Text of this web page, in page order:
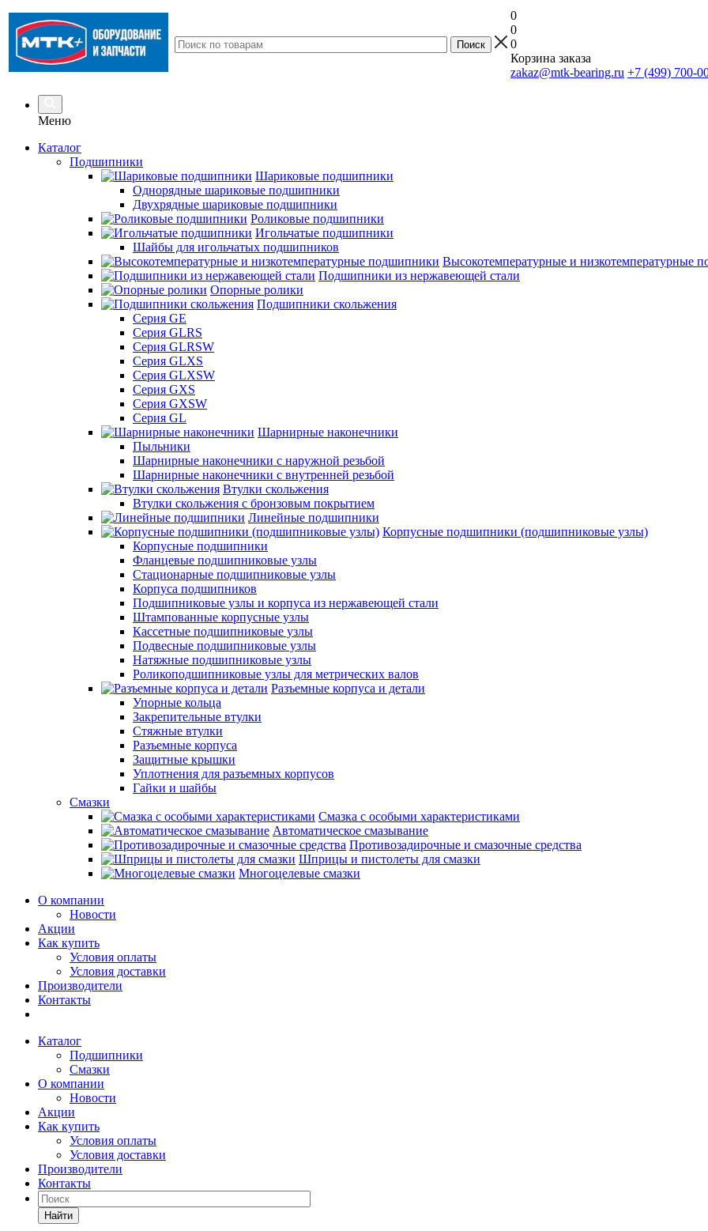
0
0
0
Корзина заказа
zakaz@mtk-bearing.ru +7 (499) 700-
Меню
Каталог
Подшипники
Шариковые подшипники
Однорядные шариковые подшипники
Двухрядные шариковые подшипники
Роликовые подшипники
Игольчатые подшипники
Шайбы для игольчатых подшипников
Высокотемпературные и низкотемпературные
Подшипники из нержавеющей стали
Опорные ролики
Подшипники скольжения
Серия GE
Серия GLRS
Серия GLRSW
Серия GLXS
Серия GLXSW
Серия GXS
Серия GXSW
Серия GL
Шарнирные наконечники
Пыльники
Шарнирные наконечники с наружной резьбой
Шарнирные наконечники с внутренней резьбой
Втулки скольжения
Втулки скольжения с бронзовым покрытием
Линейные подшипники
Корпусные подшипники (подшипниковые узлы)
Корпусные подшипники
Фланцевые подшипниковые узлы
Стационарные подшипниковые узлы
Корпуса подшипников
Подшипниковые узлы и корпуса из нержавеющей стали
Штампованные корпусные узлы
Кассетные подшипниковые узлы
Подвесные подшипниковые узлы
Натяжные подшипниковые узлы
Роликоподшипниковые узлы для метрических валов
Разъемные корпуса и детали
Упорные кольца
Закрепительные втулки
Стяжные втулки
Разъемные корпуса
Защитные крышки
Уплотнения для разъемных корпусов
Гайки и шайбы
Смазки
Смазка с особыми характеристиками
Автоматическое смазывание
Противозадирочные и смазочные средства
Шприцы и пистолеты для смазки
Многоцелевые смазки
О компании
Новости
Акции
Как купить
Условия оплаты
Условия доставки
Производители
Контакты
Каталог
Подшипники
Смазки
О компании
Новости
Акции
Как купить
Условия оплаты
Условия доставки
Производители
Контакты
Найти